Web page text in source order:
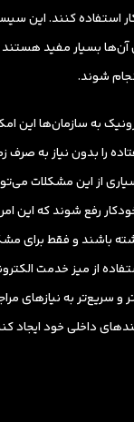
استفاده کنند. این
بسیار مفید
شوند.
به سازمان‌ها این
را بدون نیاز به صرف
از این مشکلات
رفع شوند که این
باشند و فقط برای
از میز خدمت
و سریع‌تر به نیازهای
داخلی خود ایجاد